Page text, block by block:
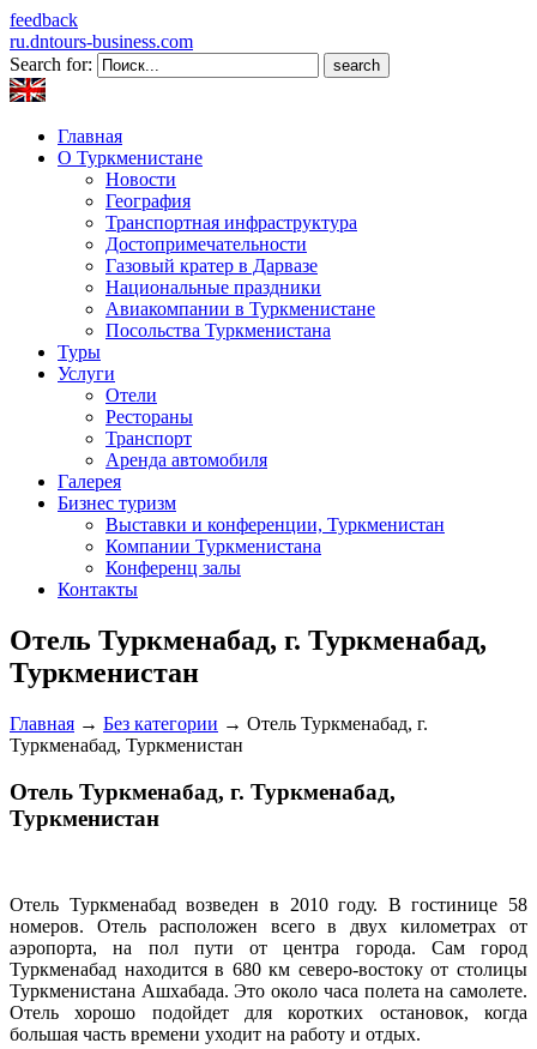
feedback
ru.dntours-business.com
Search for:
Главная
О Туркменистане
Новости
География
Транспортная инфраструктура
Достопримечательности
Газовый кратер в Дарвазе
Национальные праздники
Авиакомпании в Туркменистане
Посольства Туркменистана
Туры
Услуги
Отели
Рестораны
Транспорт
Аренда автомобиля
Галерея
Бизнес туризм
Выставки и конференции, Туркменистан
Компании Туркменистана
Конференц залы
Контакты
Отель Туркменабад, г. Туркменабад,
Туркменистан
Главная → Без категории → Отель Туркменабад, г.
Туркменабад, Туркменистан
Отель Туркменабад, г. Туркменабад,
Туркменистан
Отель Туркменабад возведен в 2010 году. В гостинице 58
номеров. Отель расположен всего в двух километрах от
аэропорта, на пол пути от центра города. Сам город
Туркменабад находится в 680 км северо-востоку от столицы
Туркменистана Ашхабада. Это около часа полета на самолете.
Отель хорошо подойдет для коротких остановок, когда
большая часть времени уходит на работу и отдых.